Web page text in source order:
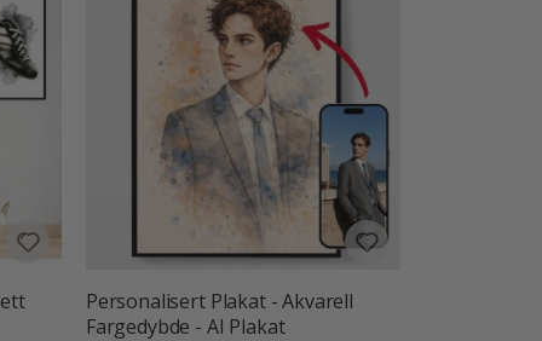
Personalisert Plakat - Akvarell
Fargedybde - AI Plakat